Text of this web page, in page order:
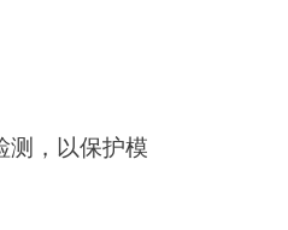
测，以保护模